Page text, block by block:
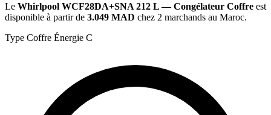
Le Whirlpool WCF28DA+SNA 212 L — Congélateur Coffre est
disponible à partir de 3.049 MAD chez 2 marchands au Maroc.
Type Coffre Énergie C